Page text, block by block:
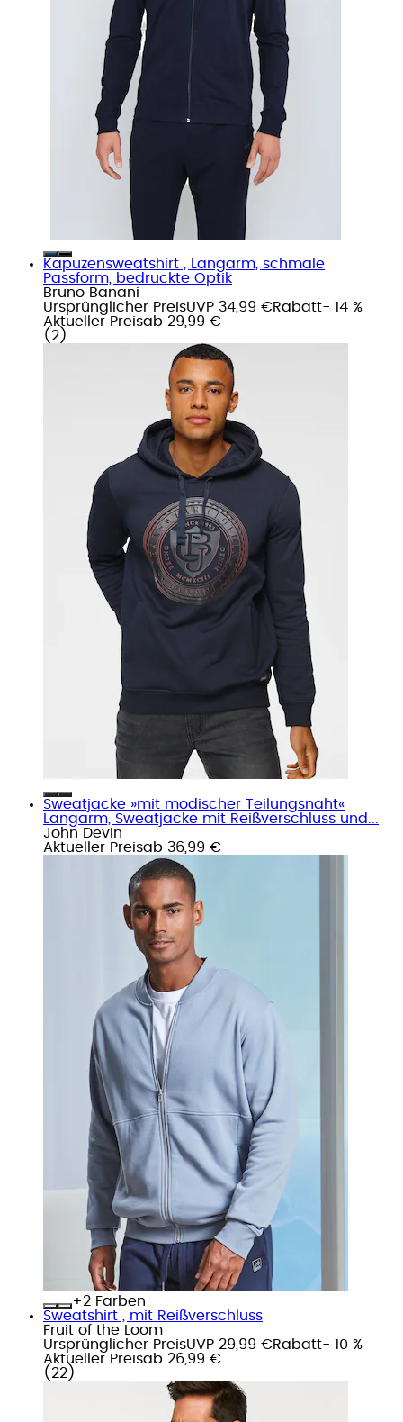
Kapuzensweatshirt , Langarm, schmale
Passform, bedruckte Optik
Bruno Banani
Ursprünglicher PreisUVP 34,99 €Rabatt- 14 %
Aktueller Preisab 29,99 €
( 2 )
Sweatjacke »mit modischer Teilungsnaht«
Langarm, Sweatjacke mit Reißverschluss und...
John Devin
Aktueller Preisab 36,99 €
+
Farben
Sweatshirt , mit Reißverschluss
Fruit of the Loom
Ursprünglicher PreisUVP 29,99 €Rabatt- 10 %
Aktueller Preisab 26,99 €
( 22 )